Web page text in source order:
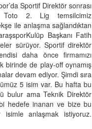
Sportif Direktör sonrası
2. Lig temsilcimiz
ile anlaşma sağlandıktan
Başkanı Fatih
sürüyor. Sportif direktör
daha önce firmamızı
birinde de play-off oynamış
devam ediyor. Şimdi sıra
5 isim var. Bu hafta bu
bulur ama Teknik Direktör
hedefe inanan ve bize bu
anlaşmak istiyoruz.